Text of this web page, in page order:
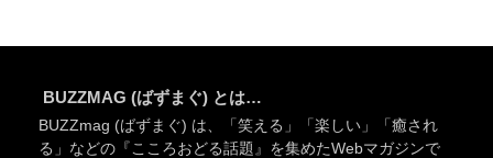
BUZZMAG (ばずまぐ) とは…
BUZZmag (ばずまぐ) は、「笑える」「楽しい」「癒され
る」などの『こころおどる話題』を集めたWebマガジンで